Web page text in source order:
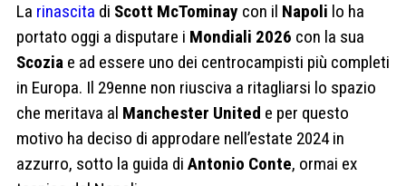
La rinascita di Scott McTominay con il Napoli lo ha
portato oggi a disputare i Mondiali 2026 con la sua
Scozia e ad essere uno dei centrocampisti più completi
in Europa. Il 29enne non riusciva a ritagliarsi lo spazio
che meritava al Manchester United e per questo
motivo ha deciso di approdare nell’estate 2024 in
azzurro, sotto la guida di Antonio Conte, ormai ex